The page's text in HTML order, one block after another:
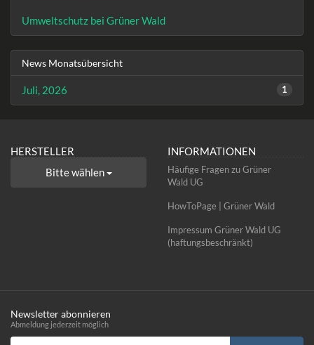
Umweltschutz bei Grüner Wald
News Monatsübersicht
Juli, 2026 1
HERSTELLER
Bitte wählen
INFORMATIONEN
Häufige Fragen zu Grüner
Wald UG
HowToPage | Grüner Wald
Impressum Grüner Wald UG
(haftungsbeschränkt)
Newsletter abonnieren
Abmeldung jederzeit möglich
Email-Adresse